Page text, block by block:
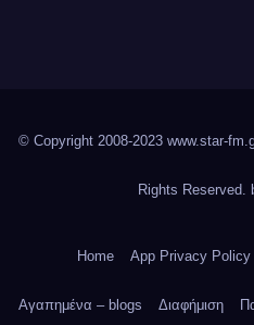
© Copyright 2008-2023 www.star-
Rights Reserved.
Home App Privacy Policy
Αγαπημένα – blogs Διαφήμιση